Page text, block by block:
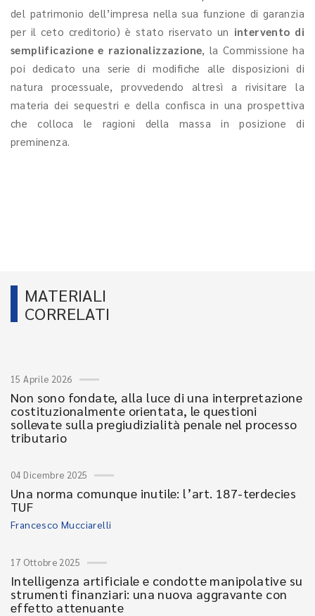
del patrimonio dell’impresa nella sua funzione di garanzia
per il ceto creditorio) è stato riservato un intervento di
semplificazione e razionalizzazione, la Commissione ha
poi dedicato una serie di modifiche alle disposizioni di
natura processuale, provvedendo altresì a rivisitare la
materia dei sequestri e della confisca in una prospettiva
che colloca le ragioni della massa in posizione di
preminenza.
MATERIALI
CORRELATI
15 Aprile 2026
Non sono fondate, alla luce di una interpretazione
costituzionalmente orientata, le questioni
sollevate sulla pregiudizialità penale nel processo
tributario
04 Dicembre 2025
Una norma comunque inutile: l’art. 187-terdecies
TUF
Francesco Mucciarelli
17 Ottobre 2025
Intelligenza artificiale e condotte manipolative su
strumenti finanziari: una nuova aggravante con
effetto attenuante